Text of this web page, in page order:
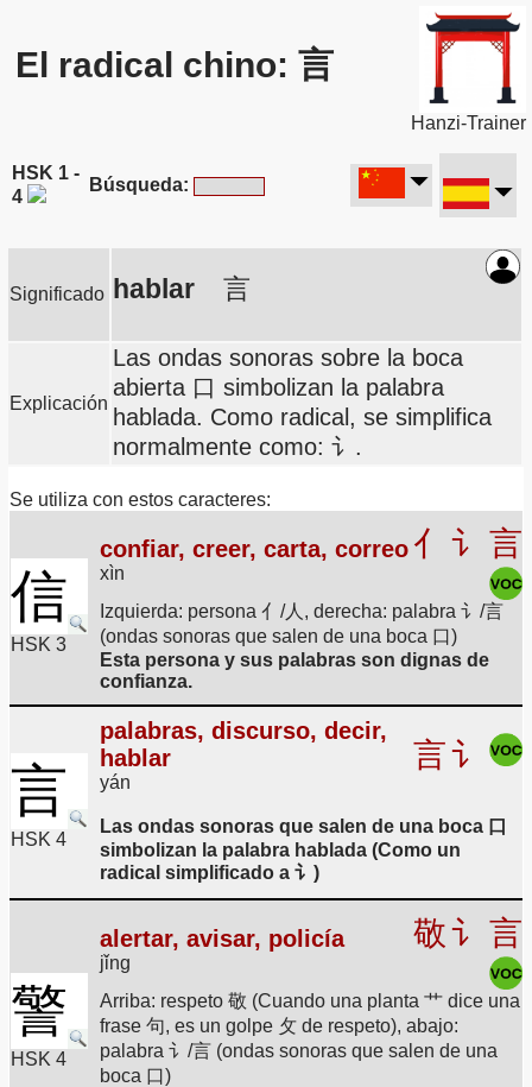
El radical chino: 言
Hanzi-Trainer
HSK 1 -
4
Búsqueda:
Significado hablar 言
Explicación
Las ondas sonoras sobre la boca
abierta 口 simbolizan la palabra
hablada. Como radical, se simplifica
normalmente como: 讠.
Se utiliza con estos caracteres:
信
HSK 3
confiar, creer, carta, correo
xìn
亻 讠 言
Izquierda: persona 亻/人, derecha: palabra 讠/言
(ondas sonoras que salen de una boca 口)
Esta persona y sus palabras son dignas de
confianza.
言
HSK 4
palabras, discurso, decir,
hablar
yán
言讠
Las ondas sonoras que salen de una boca 口
simbolizan la palabra hablada (Como un
radical simplificado a 讠)
警
HSK 4
alertar, avisar, policía
jǐng
敬讠 言
Arriba: respeto 敬 (Cuando una planta 艹 dice una
frase 句, es un golpe 攵 de respeto), abajo:
palabra 讠/言 (ondas sonoras que salen de una
boca 口)